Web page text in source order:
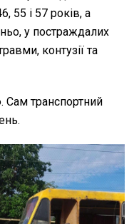
55 і 57 років, а
у постраждалих
контузії та
Сам транспортний